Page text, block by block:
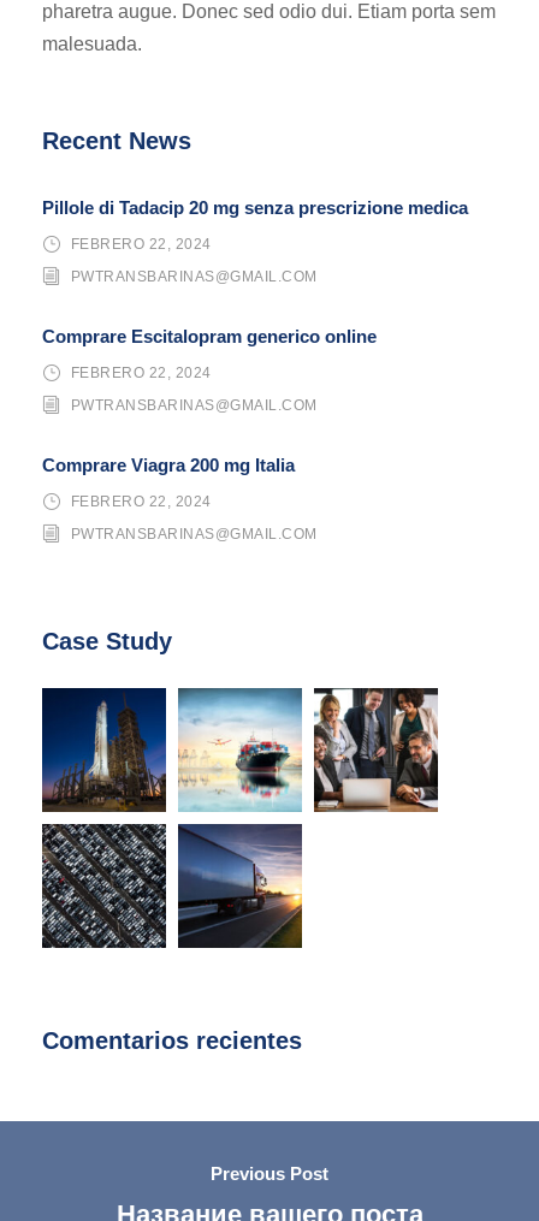
pharetra augue. Donec sed odio dui. Etiam porta sem
malesuada.
Recent News
Pillole di Tadacip 20 mg senza prescrizione medica
FEBRERO 22, 2024
PWTRANSBARINAS@GMAIL.COM
Comprare Escitalopram generico online
FEBRERO 22, 2024
PWTRANSBARINAS@GMAIL.COM
Comprare Viagra 200 mg Italia
FEBRERO 22, 2024
PWTRANSBARINAS@GMAIL.COM
Case Study
Comentarios recientes
Previous Post
Название вашего поста